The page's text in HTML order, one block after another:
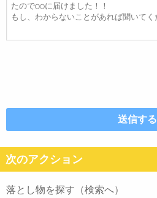
文
次のアクション
落とし物を探す（検索へ）